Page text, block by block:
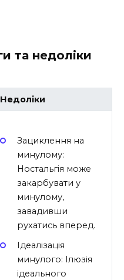
та недоліки
Недоліки
Зациклення на
минулому:
Ностальгія може
закарбувати у
минулому,
завадивши
рухатись вперед.
Ідеалізація
минулого: Ілюзія
ідеального